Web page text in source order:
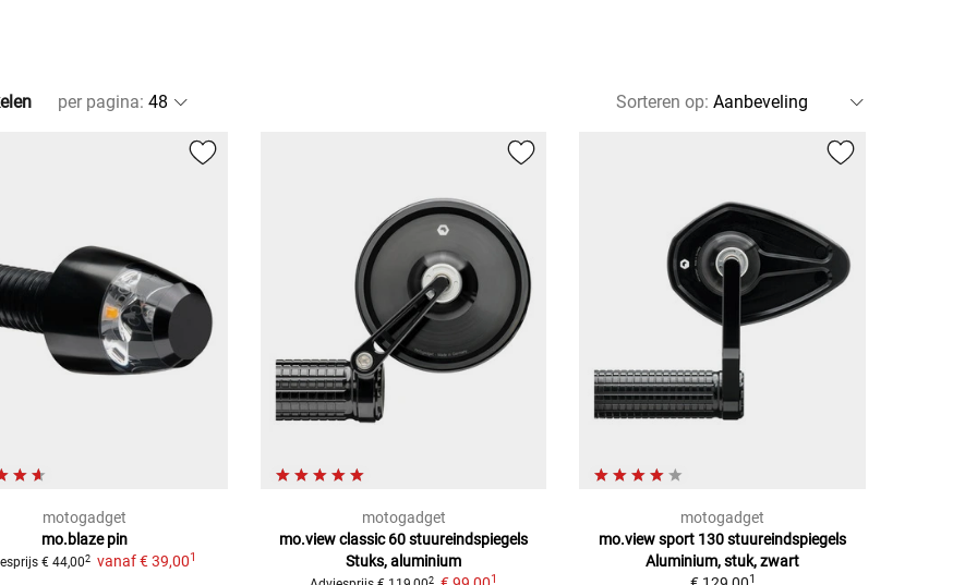
per pagina: Sorteren op:
motogadget
mo.blaze pin
€ 44,002 vanaf€ 39,001
motogadget
mo.view classic 60 stuureindspiegels
Stuks, aluminium
2 1
motogadget
mo.view sport 130 stuureindspiegels
Aluminium, stuk, zwart
1